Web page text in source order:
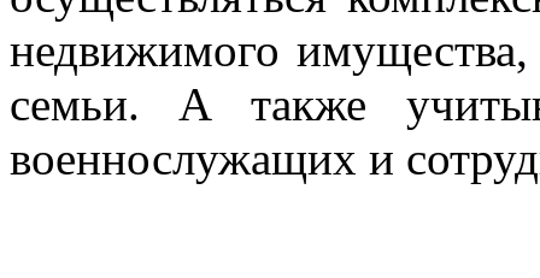
недвижимого имущества,
семьи. А также
военнослужащих и